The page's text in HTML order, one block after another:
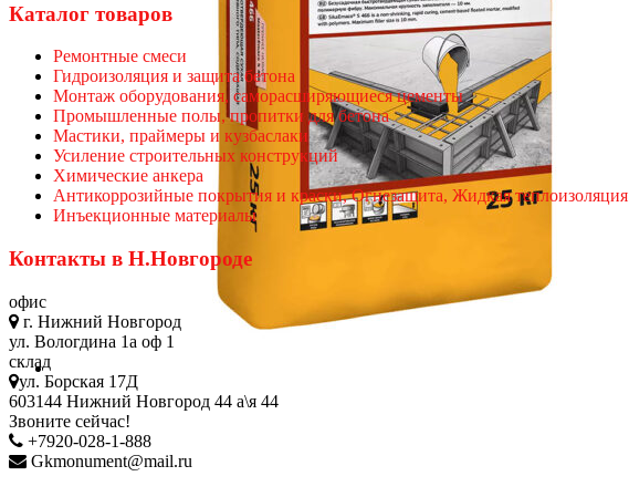
Каталог товаров
Ремонтные смеси
Гидроизоляция и защита бетона
Монтаж оборудования, саморасширяющиеся цементы
Промышленные полы, пропитки для бетона
Мастики, праймеры и кузбаслаки
Усиление строительных конструкций
Химические анкера
Антикоррозийные покрытия и краски, Огнезащита, Жидкая теплоизоляция
Инъекционные материалы
Контакты в Н.Новгороде
офис
г. Нижний Новгород
ул. Вологдина 1а оф 1
склад
ул. Борская 17Д
603144 Нижний Новгород 44 а\я 44
Звоните сейчас!
+7920-028-1-888
Gkmonument@mail.ru